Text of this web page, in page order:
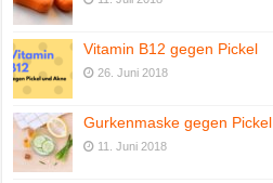
Vitamin B12 gegen Pickel
26. Juni 2018
Gurkenmaske gegen Pickel
11. Juni 2018